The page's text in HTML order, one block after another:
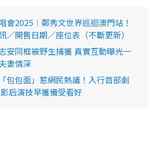
會2025︱鄭秀文世界巡迴澳門站！
／開售日期／座位表（不斷更新）
安同框被野生捕獲 真實互動曝光一
妻情深
包包面」惹網民熱議！入行首部劇
后演技早獲備受看好